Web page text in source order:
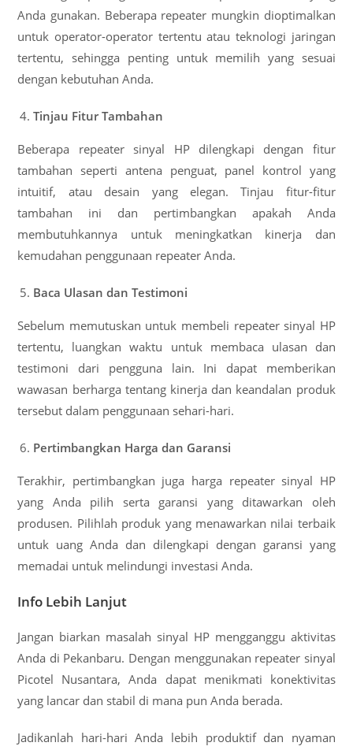
Anda gunakan. Beberapa repeater mungkin dioptimalkan
untuk operator-operator tertentu atau teknologi jaringan
tertentu, sehingga penting untuk memilih yang sesuai
dengan kebutuhan Anda.
Tinjau Fitur Tambahan
Beberapa repeater sinyal HP dilengkapi dengan fitur
tambahan seperti antena penguat, panel kontrol yang
intuitif, atau desain yang elegan. Tinjau fitur-fitur
tambahan ini dan pertimbangkan apakah Anda
membutuhkannya untuk meningkatkan kinerja dan
kemudahan penggunaan repeater Anda.
Baca Ulasan dan Testimoni
Sebelum memutuskan untuk membeli repeater sinyal HP
tertentu, luangkan waktu untuk membaca ulasan dan
testimoni dari pengguna lain. Ini dapat memberikan
wawasan berharga tentang kinerja dan keandalan produk
tersebut dalam penggunaan sehari-hari.
Pertimbangkan Harga dan Garansi
Terakhir, pertimbangkan juga harga repeater sinyal HP
yang Anda pilih serta garansi yang ditawarkan oleh
produsen. Pilihlah produk yang menawarkan nilai terbaik
untuk uang Anda dan dilengkapi dengan garansi yang
memadai untuk melindungi investasi Anda.
Info Lebih Lanjut
Jangan biarkan masalah sinyal HP mengganggu aktivitas
Anda di Pekanbaru. Dengan menggunakan repeater sinyal
Picotel Nusantara, Anda dapat menikmati konektivitas
yang lancar dan stabil di mana pun Anda berada.
Jadikanlah hari-hari Anda lebih produktif dan nyaman